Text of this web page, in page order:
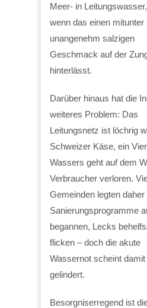
Meer- in
wenn das einen mitunter
unangenehm salzigen
Geschmack auf der
hinterlässt.
Darüber hinaus hat die
weiteres Problem: Das
Leitungsnetz ist löchrig
Schweizer Käse, ein
Wassers geht auf dem
Verbraucher verloren.
Gemeinden legten daher
Sanierungsprogramme
begannen, Lecks
flicken – doch die akute
Wassernot scheint
gelindert.
Besorgniserregend ist